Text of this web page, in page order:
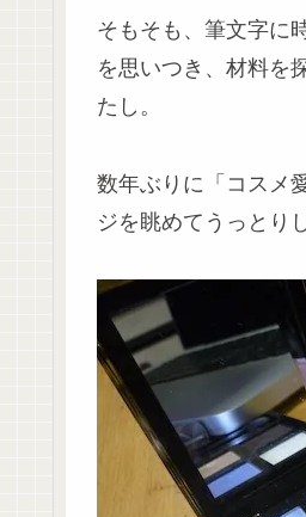
そもそも、筆文字に
を思いつき、材料を
たし。
数年ぶりに「コスメ
ジを眺めてうっとり